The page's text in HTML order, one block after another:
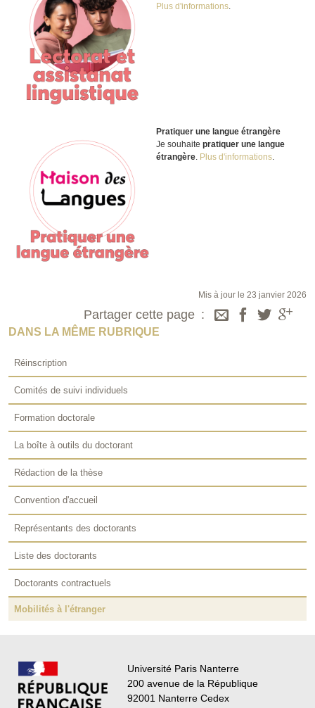
Plus d'informations.
Pratiquer une langue étrangère
Je souhaite pratiquer une langue
étrangère. Plus d'informations.
Mis à jour le 23 janvier 2026
Partager cette page
DANS LA MÊME RUBRIQUE
Réinscription
Comités de suivi individuels
Formation doctorale
La boîte à outils du doctorant
Rédaction de la thèse
Convention d'accueil
Représentants des doctorants
Liste des doctorants
Doctorants contractuels
Mobilités à l'étranger
Université Paris Nanterre
200 avenue de la République
92001 Nanterre Cedex